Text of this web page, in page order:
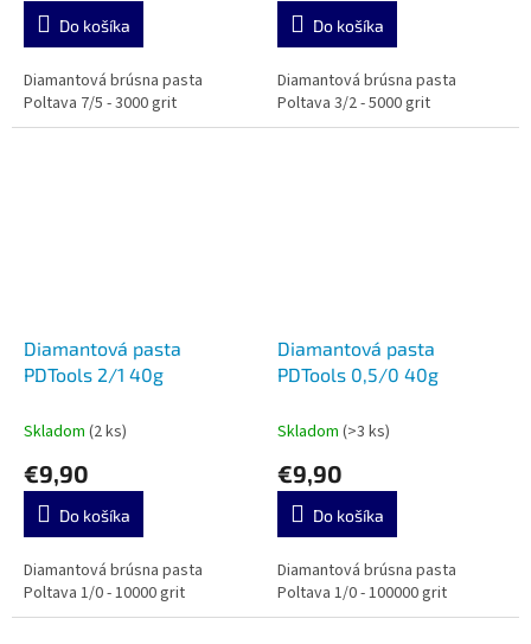
Do košíka
Diamantová brúsna pasta
Poltava 7/5 - 3000 grit
Do košíka
Diamantová brúsna pasta
Poltava 3/2 - 5000 grit
Diamantová pasta
PDTools 2/1 40g
Skladom (2 ks)
€9,90
Do košíka
Diamantová brúsna pasta
Poltava 1/0 - 10000 grit
Diamantová pasta
PDTools 0,5/0 40g
Skladom (>3 ks)
€9,90
Do košíka
Diamantová brúsna pasta
Poltava 1/0 - 100000 grit